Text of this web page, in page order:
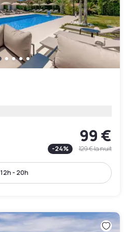
99 €
-24% 129 €la nuit
12h - 20h